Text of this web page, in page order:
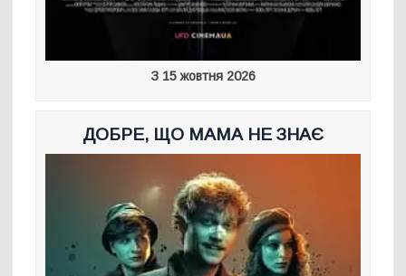
З 15 жовтня 2026
ДОБРЕ, ЩО МАМА НЕ ЗНАЄ